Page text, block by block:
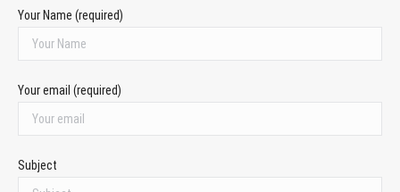
Your Name (required)
Your email (required)
Subject